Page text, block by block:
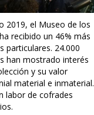
2019, el Museo de los
recibido un 46% más
particulares. 24.000
han mostrado interés
y su valor
material e inmaterial.
labor de cofrades